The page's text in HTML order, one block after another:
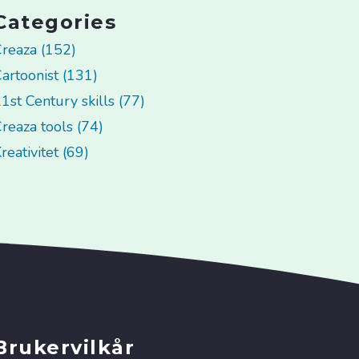
(152)
(131)
Century skills (77)
tools (74)
(69)